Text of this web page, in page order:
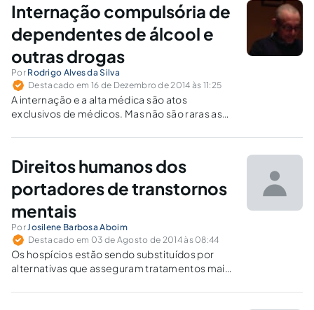
liberdade do cidadão.
Internação compulsória de
dependentes de álcool e
outras drogas
Por Rodrigo Alves da Silva
Destacado em 16 de Dezembro de 2014 às 11:25
A internação e a alta médica são atos
exclusivos de médicos. Mas não são raras as
inequívoca, de índole médica, nega a
compulsória de dependentes químicos.
Direitos humanos dos
portadores de transtornos
mentais
PorJosilene Barbosa Aboim
Destacado em 03 de Agosto de 2014 às 08:44
Os hospícios estão sendo substituídos por
alternativas que asseguram tratamentos mais
psicossocial, serviços residenciais